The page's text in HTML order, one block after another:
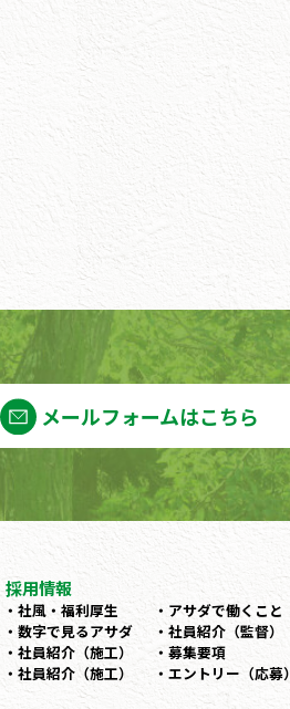
メールフォームはこちら
採用情報
アサダで働くこと
社風・福利厚生
社員紹介（監督）
社員紹介（施工）
社員紹介（施工）
数字で見るアサダ
募集要項
エントリー（応募）